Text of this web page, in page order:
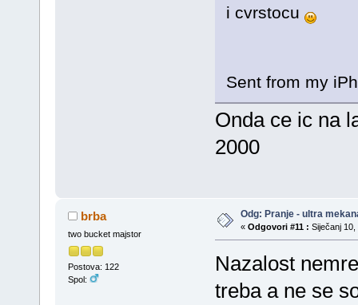
i cvrstocu
Sent from my
Onda ce ic na
2000
brba
two bucket majstor
Postova: 122
Spol:
Odg: Pranje - ultra
« Odgovori #11 : Siječanj
Nazalost
treba a ne se